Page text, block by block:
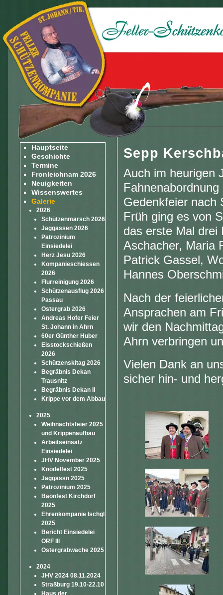
Hauptseite
Geschichte
Termine
Fronleichnam 2026
Neuigkeiten
Wissenswertes
Galerie
2026
Schützenmarsch 2026
Jaggassen 2026
Patrozinium
Einsiedelei
Herz Jesu 2026
Kompanieschiessen
2026
Flurreinigung 2026
Schützenausflug 2026
Passau
Ostergrab 2026
Andreas Hofer Feier
St. Johann in Ahrn
60er Günther Huber
Eisstockschießen
2026
Schützenskitag 2026
Begräbnis Dekan
Trausnitz
Begräbnis Dekan II
Krippe vor dem Abbau
2025
Weihnachtsfeier 2025
und Krippenaufbau
Arbeitseinsatz
Einsiedelei
JHV November 2025
Knödelfest 2025
Jaggassn 2025
Patrozinium 2025
Baonfest Kirchdorf
2025
Ehrenkompanie Ischgl
2025
Bericht Einsiedelei
ORF III
Ostergrabwache 2025
2024
JHV 2024 08.11.2024
Straßburg 19.10-22.10
Haus der
Sepp
Auch im heurigen
Gedenkfeier nach
Früh ging es von
das erste Mal drei
Aschacher, Maria
Patrick Gassel,
Hannes
Nach der
Ansprachen am
wir den
Ahrn verbringen
Vielen Dank an
sicher hin- und